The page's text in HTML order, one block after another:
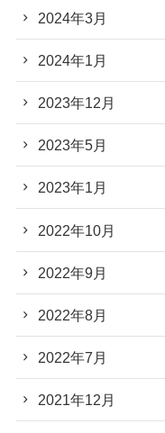
2024年3月
2024年1月
2023年12月
2023年5月
2023年1月
2022年10月
2022年9月
2022年8月
2022年7月
2021年12月